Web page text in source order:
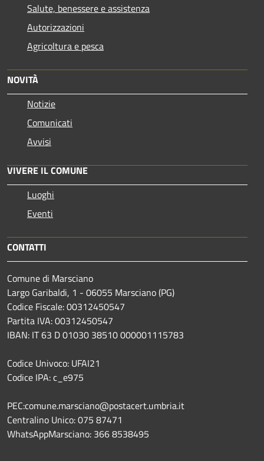
Salute, benessere e assistenza
Autorizzazioni
Agricoltura e pesca
NOVITÀ
Notizie
Comunicati
Avvisi
VIVERE IL COMUNE
Luoghi
Eventi
CONTATTI
Comune di Marsciano
Largo Garibaldi, 1 - 06055 Marsciano (PG)
Codice Fiscale: 00312450547
Partita IVA: 00312450547
IBAN: IT 63 D 01030 38510 000001115783
Codice Univoco: UFAI21
Codice IPA: c_e975
PEC:comune.marsciano@postacert.umbria.it
Centralino Unico: 075 87471
WhatsAppMarsciano: 366 8538495